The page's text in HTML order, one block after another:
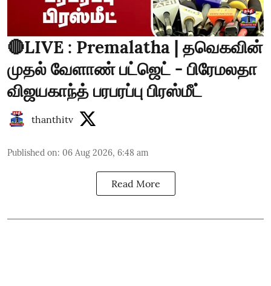
🔴LIVE : Premalatha | தவெகவின்
முதல் வேளாண் பட்ஜெட் - பிரேமலதா
விஜயகாந்த் பரபரப்பு பிரஸ்மீட்
thanthitv
Published on: 06 Aug 2026, 6:48 am
Read More